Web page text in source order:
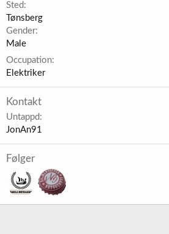
Sted
Tønsberg
Gender
Male
Occupation
Elektriker
Kontakt
Untappd
JonAn91
Følger